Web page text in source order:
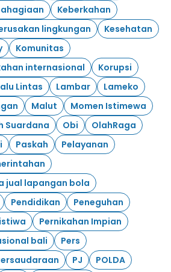
Keberkahan
lingkungan
Kesehatan
Komunitas
internasional
Korupsi
Lintas Lambar
Lameko
Malut
Momen Istimewa
Suardana Obi
OlahRaga
Paskah
Pelayanan
jual lapangan bola
Pendidikan
Peneguhan
Pernikahan Impian
bali
Pers
PJ
POLDA